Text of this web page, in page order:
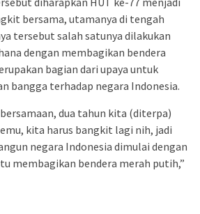
bersama, utamanya di tengah
tersebut salah satunya dilakukan
dengan membagikan bendera
bagian dari upaya untuk
bangga terhadap negara Indonesia.
dua tahun kita (diterpa)
kita harus bangkit lagi nih, jadi
negara Indonesia dimulai dengan
membagikan bendera merah putih,”